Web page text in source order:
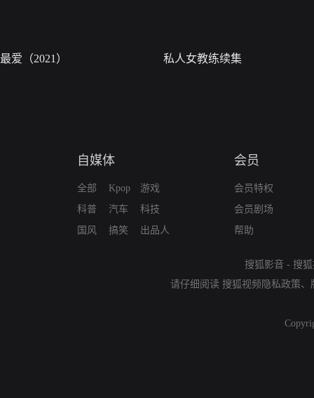
最爱（2021） 私人女教练续集
自媒体
全部
科普
国风
Kpop
汽车
搞笑
游戏
科技
出品人
会员
会员特权
会员剧场
帮助
搜狐影音 - 搜
请仔细阅读 搜狐视频隐私政策、